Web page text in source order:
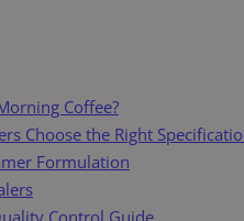
Coffee?
Choose the Right
Formulation